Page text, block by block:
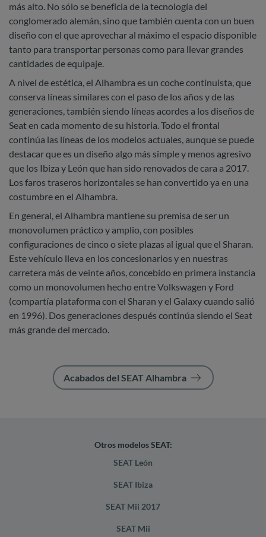
más alto. No sólo se beneficia de la tecnología del
conglomerado alemán, sino que también cuenta con un buen
diseño con el que aprovechar al máximo el espacio disponible
tanto para transportar personas como para llevar grandes
cantidades de equipaje.
A nivel de estética, el Alhambra es un coche continuista, que
conserva líneas similares con el paso de los años y de las
generaciones, también siendo líneas acordes a los diseños de
Seat en cada momento de su historia. Todo el frontal
continúa las líneas de los modelos actuales, aunque se puede
destacar que es un diseño algo más simple y menos agresivo
que los Ibiza y León que han sido renovados de cara a 2017.
Los faros traseros horizontales se han convertido ya en una
costumbre en el Alhambra.
En general, el Alhambra mantiene su premisa de ser un
monovolumen práctico y amplio, con posibles
configuraciones de cinco o siete plazas al igual que el Sharan.
Este vehículo lleva en los concesionarios y en nuestras
carretera más de veinte años, concebido en primera instancia
como un monovolumen hecho entre Volkswagen y Ford
(compartía plataforma con el Sharan y el Galaxy cuando salió
en 1996). Dos generaciones después continúa siendo el Seat
más grande del mercado.
Acabados del SEAT Alhambra
Otros modelos SEAT:
SEAT León
SEAT Ibiza
SEAT Mii 2017
SEAT Mii